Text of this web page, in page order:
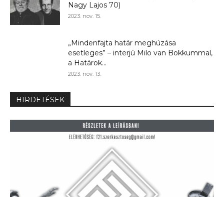
Nagy Lajos 70)
2023. nov. 15.
„Mindenfajta határ meghúzása
esetleges” – interjú Milo van Bokkummal,
a Határok...
2023. nov. 13.
HIRDETÉSEK